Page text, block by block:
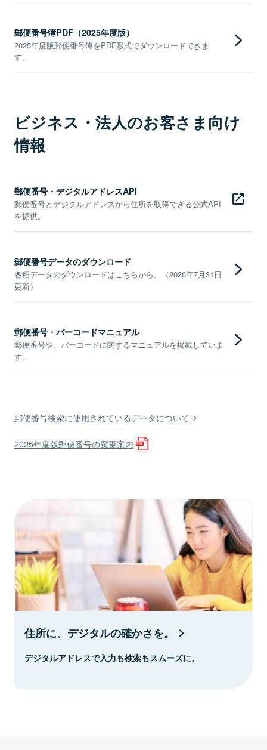
郵便番号簿PDF（2025年度版）
2025年度版郵便番号簿をPDF形式でダウンロードできま
す。
ビジネス・法人のお客さま向け
情報
郵便番号・デジタルアドレスAPI
郵便番号とデジタルアドレスから住所を取得できる公式API
を提供。
郵便番号データのダウンロード
各種データのダウンロードはこちらから。（2026年7月31日
更新）
郵便番号・バーコードマニュアル
郵便番号や、バーコードに関するマニュアルを掲載していま
す。
郵便番号検索に使用されているデータについて
2025年度版郵便番号の変更案内
住所に、デジタルの確かさを。
デジタルアドレスで入力も検索もスムーズに。